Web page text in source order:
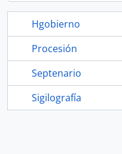
Hgobierno
Procesión
Septenario
Sigilografía